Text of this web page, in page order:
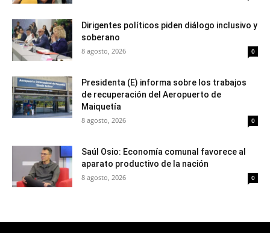
Dirigentes políticos piden diálogo inclusivo y
soberano
8 agosto, 2026 0
Presidenta (E) informa sobre los trabajos
de recuperación del Aeropuerto de
Maiquetía
8 agosto, 2026 0
Saúl Osio: Economía comunal favorece al
aparato productivo de la nación
8 agosto, 2026 0